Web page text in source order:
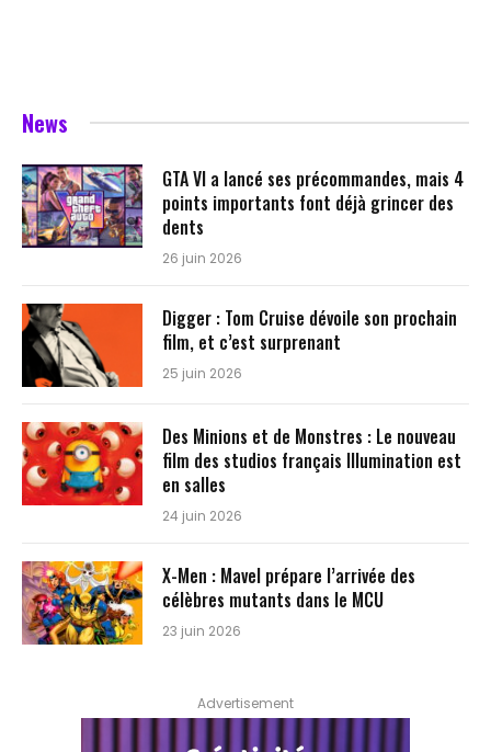
News
GTA VI a lancé ses précommandes, mais 4
points importants font déjà grincer des
dents
26 juin 2026
Digger : Tom Cruise dévoile son prochain
film, et c’est surprenant
25 juin 2026
Des Minions et de Monstres : Le nouveau
film des studios français Illumination est
en salles
24 juin 2026
X-Men : Mavel prépare l’arrivée des
célèbres mutants dans le MCU
23 juin 2026
Advertisement